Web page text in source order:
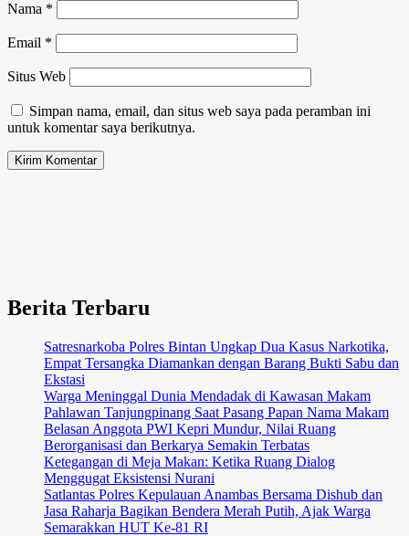
Nama *
Email *
Situs Web
Simpan nama, email, dan situs web saya pada peramban ini
untuk komentar saya berikutnya.
Berita Terbaru
Satresnarkoba Polres Bintan Ungkap Dua Kasus Narkotika,
Empat Tersangka Diamankan dengan Barang Bukti Sabu dan
Ekstasi
Warga Meninggal Dunia Mendadak di Kawasan Makam
Pahlawan Tanjungpinang Saat Pasang Papan Nama Makam
Belasan Anggota PWI Kepri Mundur, Nilai Ruang
Berorganisasi dan Berkarya Semakin Terbatas
Ketegangan di Meja Makan: Ketika Ruang Dialog
Menggugat Eksistensi Nurani
Satlantas Polres Kepulauan Anambas Bersama Dishub dan
Jasa Raharja Bagikan Bendera Merah Putih, Ajak Warga
Semarakkan HUT Ke-81 RI